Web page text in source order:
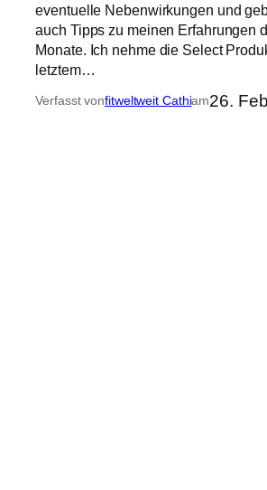
eventuelle Nebenwirkungen und
auch Tipps zu meinen Erfahrungen
Monate. Ich nehme die Select
letztem…
Verfasst vonfitweltweit Cathiam26.